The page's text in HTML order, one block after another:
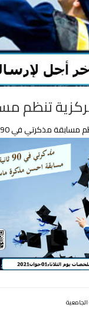
تنظم مسابقة
…للمشاركة الإتصال بالمكتبة المركزية – الإدارة – أو عن بعد